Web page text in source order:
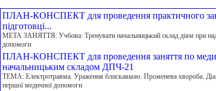
ПЛАН-КОНСПЕКТ для проведення практичного
підготовці...
МЕТА ЗАНЯТТЯ: Учбова: Тренувати начальницький склад діям при
допомоги
ПЛАН-КОНСПЕКТ для проведення заняття по
начальницьким складом ДПЧ-21
ТЕМА: Електротравма. Ураження блискавкою. Променева хвороба.
першої медичної допомоги